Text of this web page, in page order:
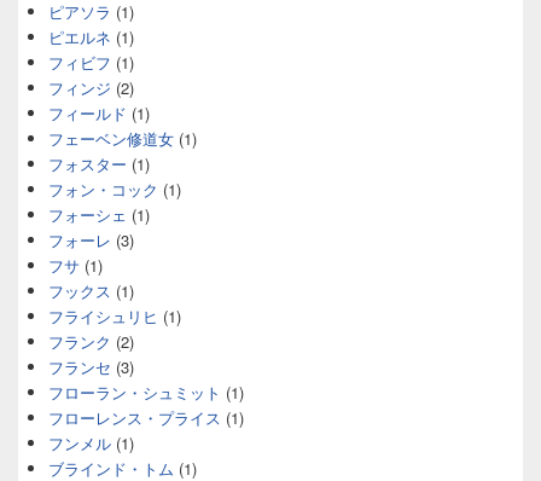
ピアソラ (1)
ピエルネ (1)
フィビフ (1)
フィンジ (2)
フィールド (1)
フェーベン修道女 (1)
フォスター (1)
フォン・コック (1)
フォーシェ (1)
フォーレ (3)
フサ (1)
フックス (1)
フライシュリヒ (1)
フランク (2)
フランセ (3)
フローラン・シュミット (1)
フローレンス・プライス (1)
フンメル (1)
ブラインド・トム (1)